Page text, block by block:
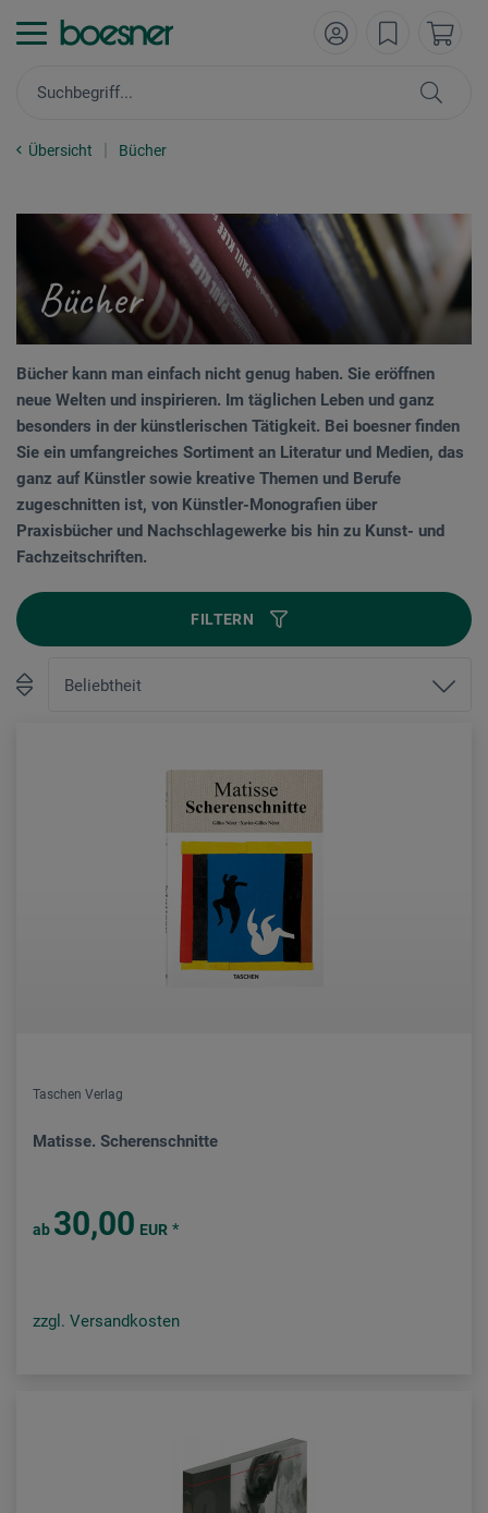
Übersicht Bücher
Bücher
Bücher kann man einfach nicht genug haben. Sie eröffnen
neue Welten und inspirieren. Im täglichen Leben und ganz
besonders in der künstlerischen Tätigkeit. Bei boesner finden
Sie ein umfangreiches Sortiment an Literatur und Medien, das
ganz auf Künstler sowie kreative Themen und Berufe
zugeschnitten ist, von Künstler-Monografien über
Praxisbücher und Nachschlagewerke bis hin zu Kunst- und
Fachzeitschriften.
FILTERN
Taschen Verlag
Matisse. Scherenschnitte
ab 30,00 EUR *
zzgl. Versandkosten